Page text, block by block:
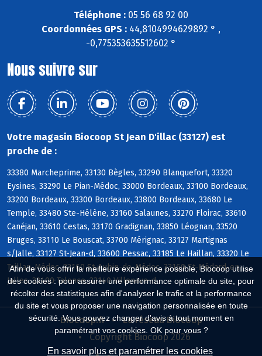
Afin de vous offrir la meilleure expérience possible, Biocoop utilise
des cookies : pour assurer une performance optimale du site, pour
récolter des statistiques afin d'analyser le trafic et la performance
du site et vous proposer une navigation personnalisée en toute
sécurité. Vous pouvez changer d'avis à tout moment en
paramétrant vos cookies. OK pour vous ?
En savoir plus et paramétrer les cookies
Téléphone : 05 56 68 92 00
Coordonnées GPS : 44,8104994629892 ° ,
-0,775353635512602 °
Nous suivre sur
Votre magasin Biocoop St Jean D'illac (33127) est
proche de :
33380 Marcheprime, 33130 Bègles, 33290 Blanquefort, 33320
Eysines, 33290 Le Pian-Médoc, 33000 Bordeaux, 33100 Bordeaux,
33200 Bordeaux, 33300 Bordeaux, 33800 Bordeaux, 33680 Le
Temple, 33480 Ste-Hélène, 33160 Salaunes, 33270 Floirac, 33610
Canéjan, 33610 Cestas, 33170 Gradignan, 33850 Léognan, 33520
Bruges, 33110 Le Bouscat, 33700 Mérignac, 33127 Martignas
s/Jalle, 33127 St-Jean-d, 33600 Pessac, 33185 Le Haillan, 33320 Le
Taillan-Médoc, 33160 St-Aubin-de-Médoc, 33160 St-Médard-en-
Jalles, 33400 Talence, 33140 Villenave-d
Biocoop.fr
Le réseau Biocoop
Copyright Biocoop 2026